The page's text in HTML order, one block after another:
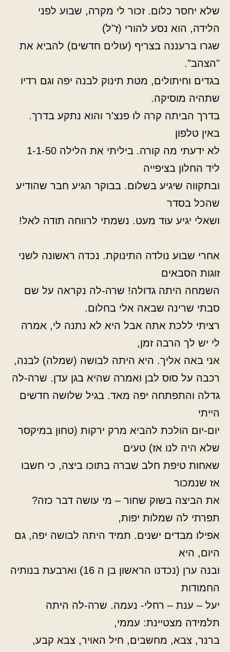
שלא יחסר כלום. זכור לי מקרה, שבוע לפני
הלידה, הוא נסע להורי (ז"ל)
שגרו ברעננה בצריף (עולים חדשים) להביא את
"הצהב".
בגדים וחיתולים, מטת תינוק לבנה יפה וגם רדיו
שתהיה מוסיקה.
בדרך הביתה קרה לו פנצ'ר והוא נתקע בדרך.
באין טלפון
לא ידעתי מה קורה. ביליתי את הלילה 1-1-50
ליד החלון בציפייה
ובתקווה שיגיע בשלום. בבוקר הגיע חבר שהודיע
שהכל בסדר
ושאלי יגיע עוד מעט. נשמתי לרווחה תודה לאל!
אחרי שבוע נולדה התינוקת. נכדה ראשונה לשני
זוגות הסבאים
השמחה היתה גדולה! שרה-לה נקראה על שם
סבתי שרינה שבאה אלי בחלום.
רציתי ללכת אתה אבל היא לא נתנה לי, אמרה
לי יש לך הרבה זמן,
אני באה אליך. היא היתה לבושה (שמלה) לבנה,
רכבה על סוס לבן ואמרה שהיא בגן עדן. שרה-לה
גדלה והתפתחה יפה מאד. בגיל שלושה חדשים
הייתי
יום-יום הולכת להביא מרק ירקות (טחון במיקסר
שלא היה לנו אז) טעים
שאחות טיפת חלב שברה בתוכו ביצה, כי חשבו
אז שנמכור
את הביצה בשוק שחור – מי עושה דבר כזה?
תפרתי לה שמלות יפות,
אפילו מבדים ישנים. תמיד היתה לבושה יפה, גם
היום, היא
ובנה ערן (נכדנו הראשון בן ה 16) וארבעת בנותיה
החמודות
יעל – ענת – רחלי- נעמה. שרה-לה היתה
תלמידה מצטיינת: עממי,
ברנר, צבא, מחשבים, חיל האויר, צבא קבע,